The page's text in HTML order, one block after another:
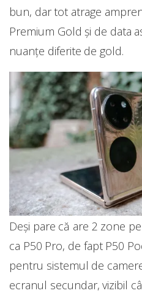
bun, dar tot atrage
Premium Gold și de data
nuanțe diferite de gold.
Deși pare că are 2 zone
ca P50 Pro, de fapt P50
pentru sistemul de
ecranul secundar, vizibil